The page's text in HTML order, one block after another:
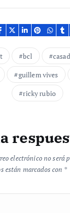
bcl
guillem vives
ricky rubio
electrónico no será
están marcados con *